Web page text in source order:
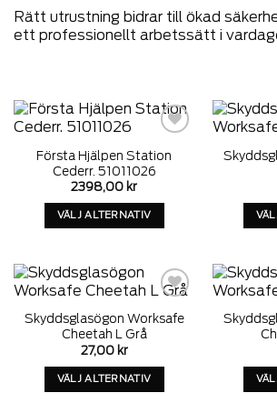
Rätt utrustning bidrar till ökad
ett professionellt arbetssätt i
wishlist
Första Hjälpen Station
Cederr. 51011026
2398,00 kr
VÄLJ ALTERNATIV
har
alternativ
kan
väljas
på
produktens
wishlist
Skyddsglasögon Worksafe
Cheetah L Grå
27,00 kr
VÄLJ ALTERNATIV